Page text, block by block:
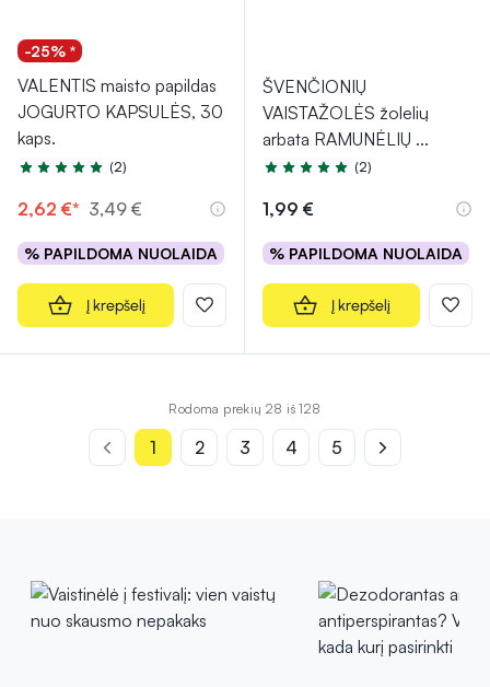
-25% *
VALENTIS maisto papildas
JOGURTO KAPSULĖS, 30
kaps.
Įvertinimas 5.0 iš 5
(2)
2,62 €* 3,49 €
% PAPILDOMA NUOLAIDA
Į krepšelį
ŠVENČIONIŲ
VAISTAŽOLĖS žolelių
arbata RAMUNĖLIŲ ...
Įvertinimas 5.0 iš 5
(2)
1,99 €
% PAPILDOMA NUOLAIDA
Į krepšelį
Rodoma prekių 28 iš 128
1 2 3 4 5